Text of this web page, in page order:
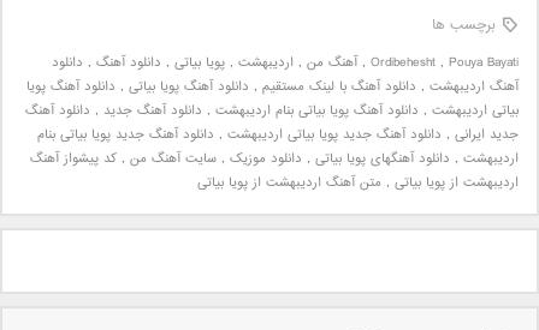
برچسب ها
Ordibehesht , Pouya Bayati
,آهنگ من , اردیبهشت , پویا بیاتی , دانلود آهنگ , دانلود
آهنگ اردیبهشت , دانلود آهنگ با لینک مستقیم , دانلود آهنگ پویا بیاتی , دانلود آهنگ پویا
بیاتی اردیبهشت , دانلود آهنگ پویا بیاتی بنام اردیبهشت , دانلود آهنگ جدید , دانلود آهنگ
جدید ایرانی , دانلود آهنگ جدید پویا بیاتی اردیبهشت , دانلود آهنگ جدید پویا بیاتی بنام
اردیبهشت , دانلود آهنگهای پویا بیاتی , دانلود موزیک , سایت آهنگ من , کد پیشواز آهنگ
اردیبهشت از پویا بیاتی , متن آهنگ اردیبهشت از پویا بیاتی